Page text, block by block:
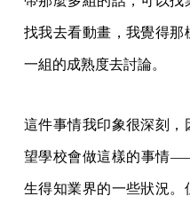
找我去看動畫，我覺得
一組的成熟度去討論。
這件事情我印象很深刻
望學校會做這樣的事情
生得知業界的一些狀況